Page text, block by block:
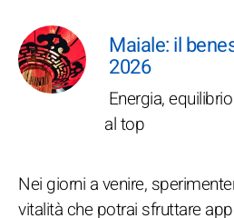
Maiale: il
2026
Energia,
al top
Nei giorni a venire,
vitalità che potrai sfruttare